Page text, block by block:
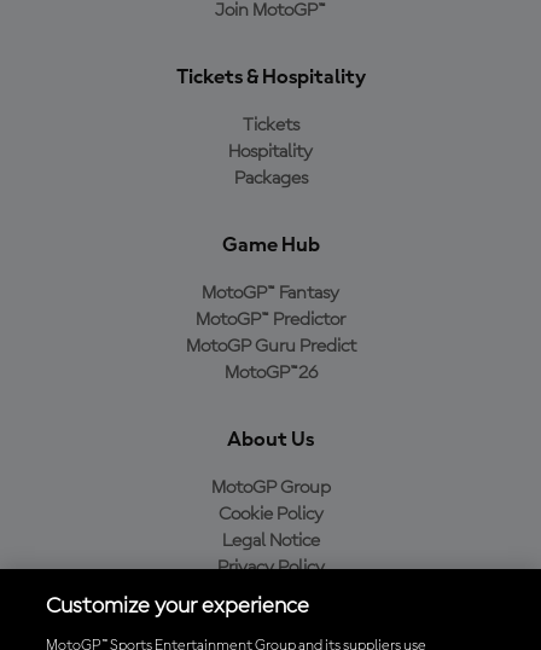
Join MotoGP™
Tickets & Hospitality
Tickets
Hospitality
Packages
Game Hub
MotoGP™ Fantasy
MotoGP™ Predictor
MotoGP Guru Predict
MotoGP™26
About Us
MotoGP Group
Cookie Policy
Legal Notice
Privacy Policy
Purchase Policy
Customize your experience
MotoGP™ Sports Entertainment Group and its suppliers use